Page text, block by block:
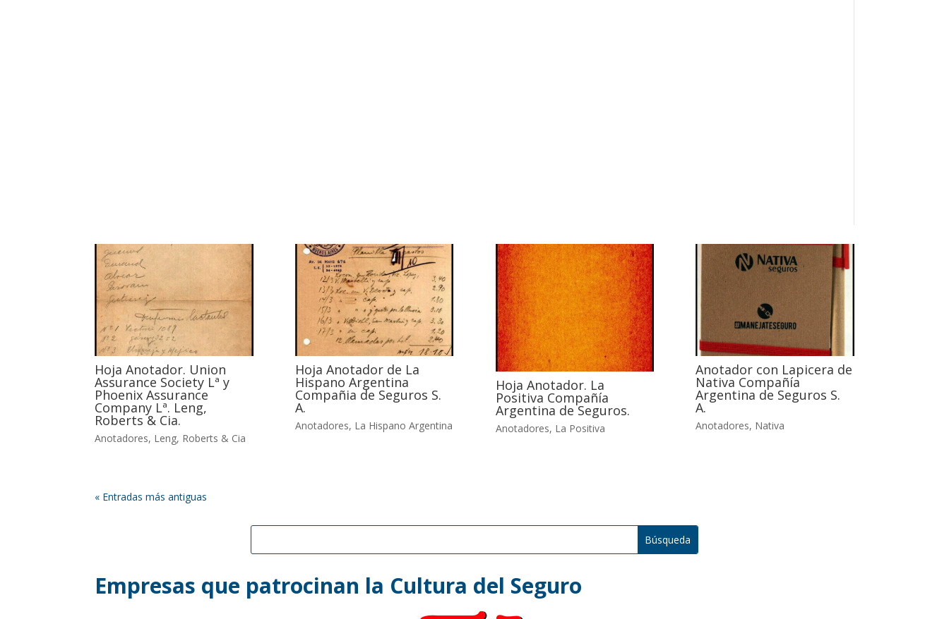
Hoja Anotador. Union
Assurance Society Lª y
Phoenix Assurance
Company Lª. Leng,
Roberts & Cia.
Anotadores, Leng, Roberts & Cia
Hoja Anotador de La
Hispano Argentina
Compañia de Seguros S.
A.
Anotadores, La Hispano Argentina
Hoja Anotador. La
Positiva Compañía
Argentina de Seguros.
Anotadores, La Positiva
Anotador con Lapicera de
Nativa Compañía
Argentina de Seguros S.
A.
Anotadores, Nativa
« Entradas más antiguas
Empresas que patrocinan la Cultura del Seguro